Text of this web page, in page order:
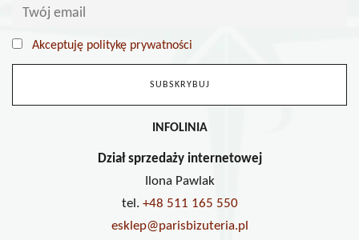
Akceptuję politykę prywatności
INFOLINIA
Dział sprzedaży internetowej
Ilona Pawlak
tel. +48 511 165 550
esklep@parisbizuteria.pl